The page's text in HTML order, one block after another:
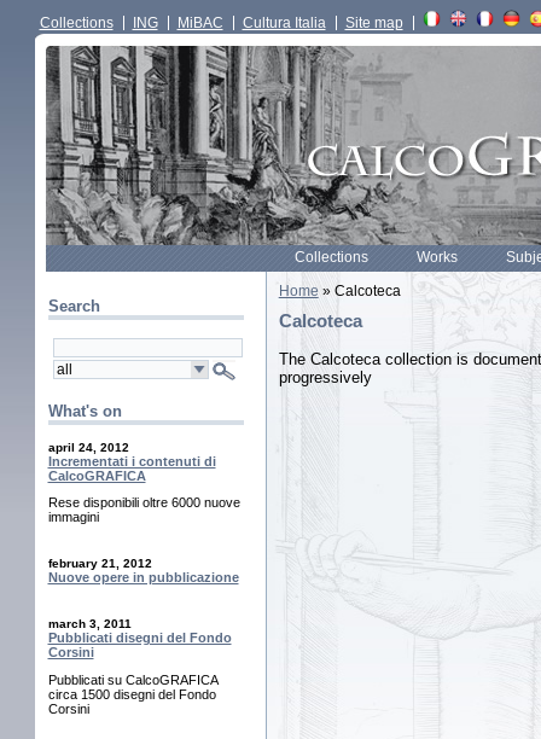
Collections ING MiBAC Cultura Italia Site map
Collections Works
Search
What's on
april 24, 2012
Incrementati i contenuti di
CalcoGRAFICA
Rese disponibili oltre 6000 nuove
immagini
february 21, 2012
Nuove opere in pubblicazione
march 3, 2011
Pubblicati disegni del Fondo
Corsini
Pubblicati su CalcoGRAFICA
circa 1500 disegni del Fondo
Corsini
Home» Calcoteca
Calcoteca
The Calcoteca collection is
progressively